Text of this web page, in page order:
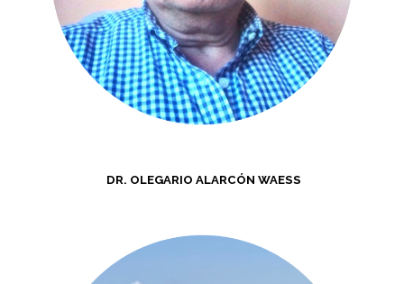
DR. OLEGARIO ALARCÓN WAESS